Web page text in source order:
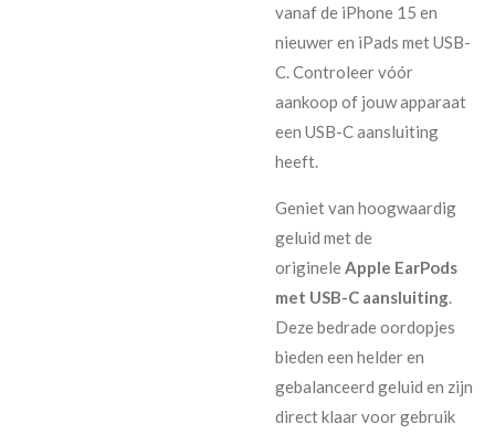
vanaf de iPhone 15 en
nieuwer en iPads met USB-
C. Controleer vóór
aankoop of jouw apparaat
een USB-C aansluiting
heeft.
Geniet van hoogwaardig
geluid met de
origineleApple EarPods
met USB-C aansluiting.
Deze bedrade oordopjes
bieden een helder en
gebalanceerd geluid en zijn
direct klaar voor gebruik